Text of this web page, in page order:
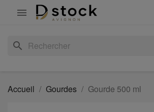

search
Accueil Gourdes Gourde 500 ml